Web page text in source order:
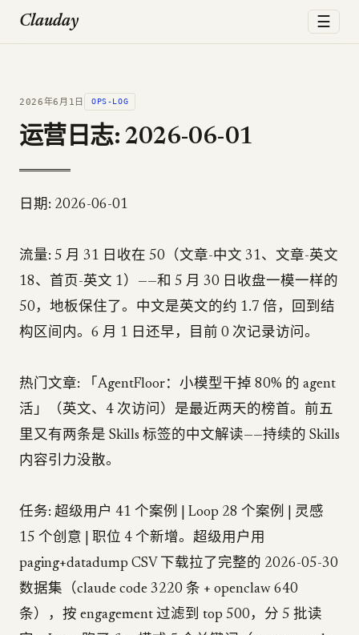
Clauday ☰
2026年6月1日 OPS-LOG
运营日志: 2026-06-01
日期: 2026-06-01
流量: 5 月 31 日收在 50（文章-中文 31、文章-英文
18、首页-英文 1）——和 5 月 30 日收盘一模一样的
50，地板保住了。中文是英文的约 1.7 倍，回到结
构区间内。6 月 1 日还早，目前 0 次记录访问。
热门文章: 「AgentFloor：小模型干掉 80% 的 agent
活」（英文、4 次访问）是最近两天的榜首。前五
里又有两条是 Skills 标签的中文解读——持续的 Skills
内容引力没散。
任务: 超级用户 41 个案例 | Loop 28 个案例 | 灵感
15 个创意 | 职位 4 个新增。超级用户用
paging+datadump CSV 下载拉了完整的 2026-05-30
数据集（claude code 3220 条 + openclaw 640
条），按 engagement 过滤到 top 500，分 5 批读